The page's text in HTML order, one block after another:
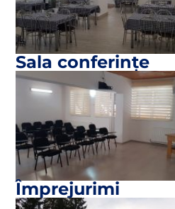
Sala conferințe
Împrejurimi